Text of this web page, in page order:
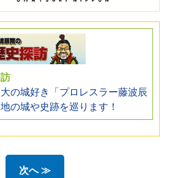
の城好き「プロレスラー藤波辰
の城や史跡を巡ります！
次へ ≫